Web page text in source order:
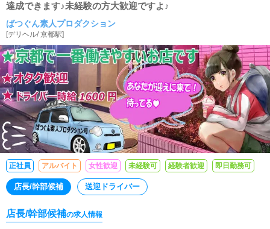
達成できます♪未経験の方大歓迎ですよ♪
ばつぐん素人プロダクション
[デリヘル/京都駅]
正社員 アルバイト 女性歓迎 未経験可 経験者歓迎 即日勤務可
店長/幹部候補 送迎ドライバー
店長/幹部候補の求人情報